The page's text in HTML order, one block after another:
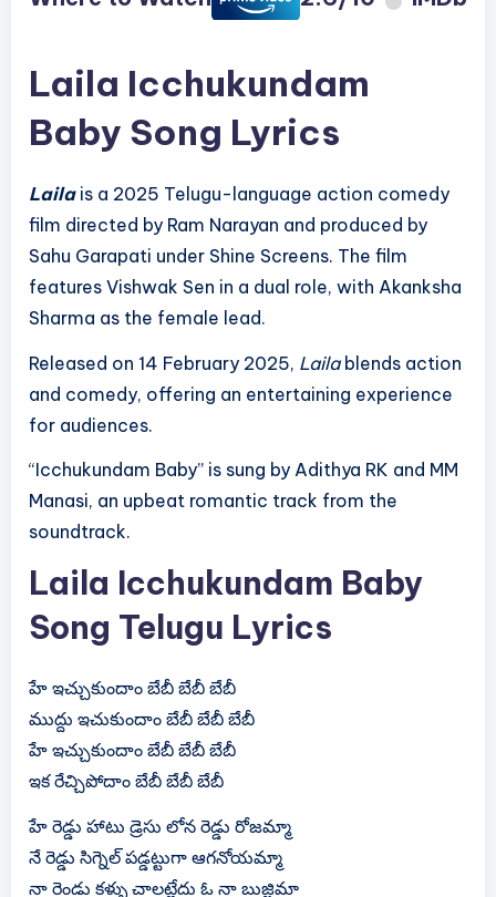
Laila Icchukundam
Baby Song Lyrics
Lailais a 2025 Telugu-language action comedy
film directed by Ram Narayan and produced by
Sahu Garapati under Shine Screens. The film
features Vishwak Sen in a dual role, with Akanksha
Sharma as the female lead.
Released on 14 February 2025, Lailablends action
and comedy, offering an entertaining experience
for audiences.
“Icchukundam Baby” is sung by Adithya RK and MM
Manasi, an upbeat romantic track from the
soundtrack.
Laila Icchukundam Baby
Song Telugu Lyrics
హే ఇచ్చుకుందాం బేబీ బేబీ బేబీ
ముద్దు ఇచుకుందాం బేబీ బేబీ బేబీ
హే ఇచ్చుకుందాం బేబీ బేబీ బేబీ
ఇక రేచ్చిపోదాం బేబీ బేబీ బేబీ
హే రెడ్డు హాటు డ్రెసు లోన రెడ్డు రోజమ్మా
నే రెడ్డు సిగ్నెల్ పడ్డట్టుగా ఆగనోయమ్మా
నా రెండు కళ్ళు చాలట్లేదు ఓ నా బుజ్జిమా